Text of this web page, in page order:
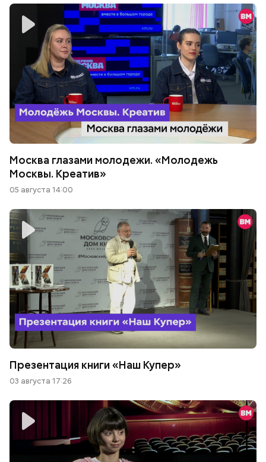
Москва глазами молодежи. «Молодежь
Москвы. Креатив»
05 августа 14:00
Презентация книги «Наш Купер»
03 августа 17:26